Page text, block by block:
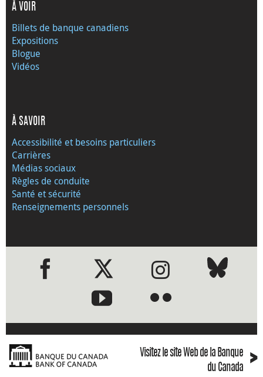
À VOIR
Billets de banque canadiens
Expositions
Blogue
Vidéos
À SAVOIR
Accessibilité et besoins particuliers
Carrières
Médias sociaux
Règles de conduite
Santé et sécurité
Renseignements personnels
●●
Visitez le site Web de la Banque
du Canada
›